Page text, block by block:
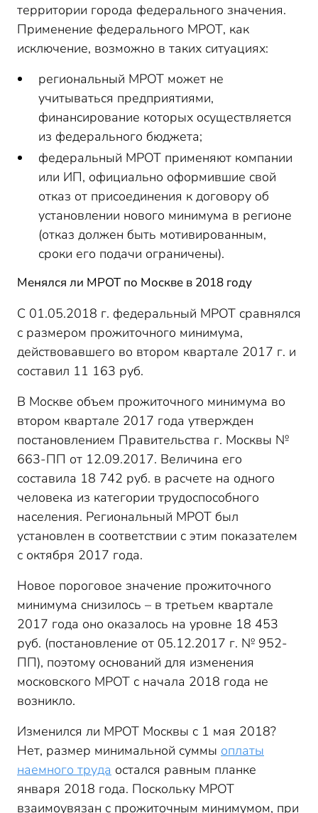
территории города федерального значения.
Применение федерального МРОТ, как
исключение, возможно в таких ситуациях:
региональный МРОТ может не
учитываться предприятиями,
финансирование которых осуществляется
из федерального бюджета;
федеральный МРОТ применяют компании
или ИП, официально оформившие свой
отказ от присоединения к договору об
установлении нового минимума в регионе
(отказ должен быть мотивированным,
сроки его подачи ограничены).
Менялся ли МРОТ по Москве в 2018 году
С 01.05.2018 г. федеральный МРОТ сравнялся
с размером прожиточного минимума,
действовавшего во втором квартале 2017 г. и
составил 11 163 руб.
В Москве объем прожиточного минимума во
втором квартале 2017 года утвержден
постановлением Правительства г. Москвы №
663-ПП от 12.09.2017. Величина его
составила 18 742 руб. в расчете на одного
человека из категории трудоспособного
населения. Региональный МРОТ был
установлен в соответствии с этим показателем
с октября 2017 года.
Новое пороговое значение прожиточного
минимума снизилось – в третьем квартале
2017 года оно оказалось на уровне 18 453
руб. (постановление от 05.12.2017 г. № 952-
ПП), поэтому оснований для изменения
московского МРОТ с начала 2018 года не
возникло.
Изменился ли МРОТ Москвы с 1 мая 2018?
Нет, размер минимальной суммы оплаты
наемного труда остался равным планке
января 2018 года. Поскольку МРОТ
взаимоувязан с прожиточным минимумом, при